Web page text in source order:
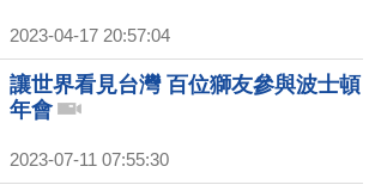
2023-04-17 20:57:04
讓世界看見台灣 百位獅友參與波士頓
年會
2023-07-11 07:55:30